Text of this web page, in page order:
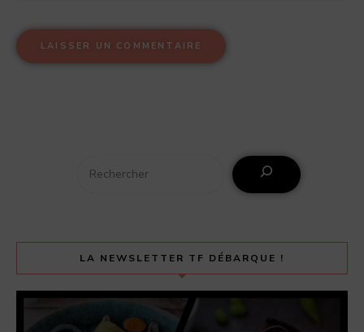
LA NEWSLETTER TF DÉBARQUE !